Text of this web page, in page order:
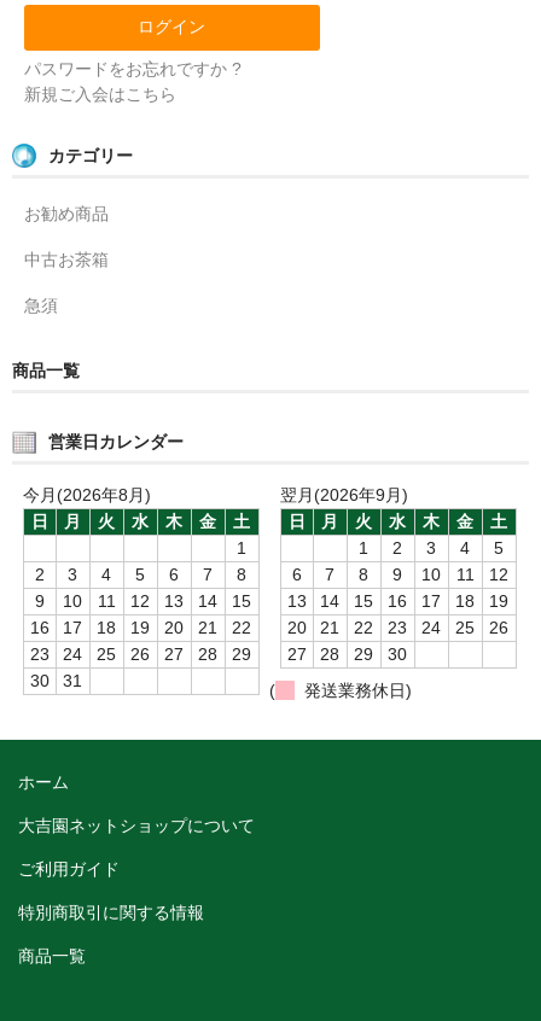
パスワードをお忘れですか ?
新規ご入会はこちら
カテゴリー
お勧め商品
中古お茶箱
急須
商品一覧
営業日カレンダー
今月(2026年8月)
日
月 火 水 木 金
土
1
2
3 4 5 6 7
8
9
10 11 12 13 14
15
16
17 18 19 20 21
22
23
24 25 26 27 28
29
30
31
翌月(2026年9月)
日
月 火 水 木 金
土
1
2 3 4
5
6
7 8 9 10 11
12
13
14 15 16 17 18
19
20
21 22 23 24 25
26
27
28 29
30
(
発送業務休日)
ホーム
大吉園ネットショップについて
ご利用ガイド
特別商取引に関する情報
商品一覧